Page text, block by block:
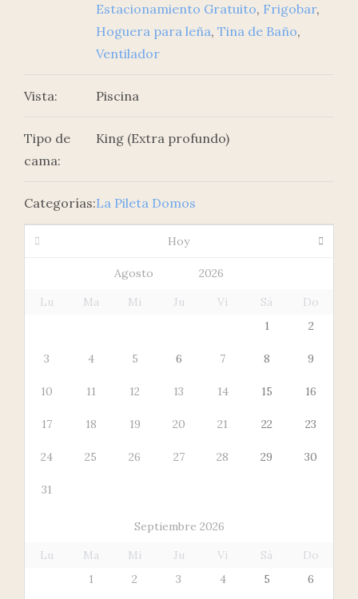
Estacionamiento Gratuito, Frigobar,
Hoguera para leña, Tina de Baño,
Ventilador
Vista: Piscina
Tipo de
cama:
King (Extra profundo)
Categorías:La Pileta Domos
Hoy
Lu Ma Mi Ju Vi Sá
Do
1
2
3 4 5 6 7 8 9
10 11 12 13 14 15 16
17 18 19 20 21 22 23
24 25 26 27 28 29 30
31
Septiembre 2026
Lu
Ma Mi Ju Vi Sá
Do
1
2 3 4 5 6